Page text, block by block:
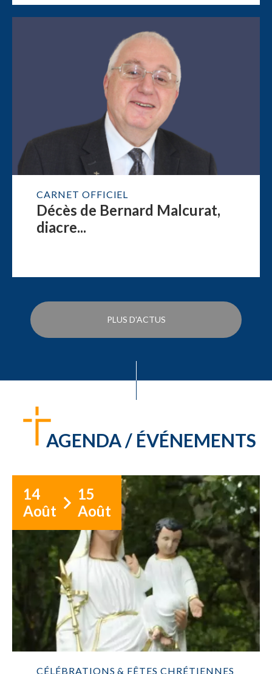
CARNET OFFICIEL
Décès de Bernard Malcurat,
diacre...
PLUS D'ACTUS
AGENDA / ÉVÉNEMENTS
14
Août
15
Août
CÉLÉBRATIONS & FÊTES CHRÉTIENNES